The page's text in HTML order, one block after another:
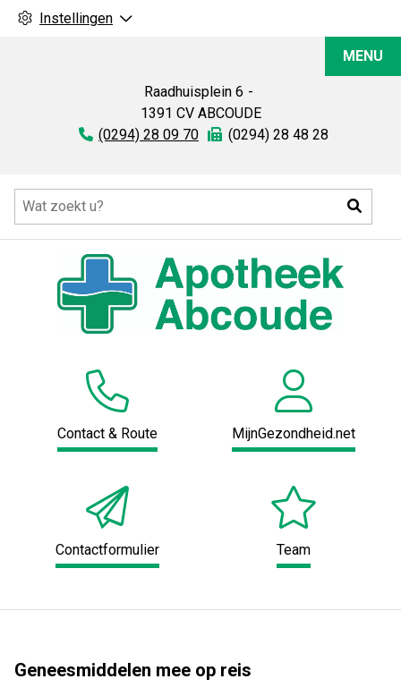
Instellingen
Raadhuisplein 6
1391 CV ABCOUDE
Tel:
(0294) 28 09 70 Fax:
(0294) 28 48 28
MENU
Contact & Route MijnGezondheid.net
Contactformulier Team
Geneesmiddelen mee op reis